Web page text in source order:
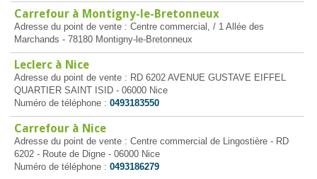
Carrefour à Montigny-le-Bretonneux
Adresse du point de vente : Centre commercial, / 1 Allée des
Marchands - 78180 Montigny-le-Bretonneux
Leclerc à Nice
Adresse du point de vente : RD 6202 AVENUE GUSTAVE EIFFEL
QUARTIER SAINT ISID - 06000 Nice
Numéro de téléphone : 0493183550
Carrefour à Nice
Adresse du point de vente : Centre commercial de Lingostière - RD
6202 - Route de Digne - 06000 Nice
Numéro de téléphone : 0493186279